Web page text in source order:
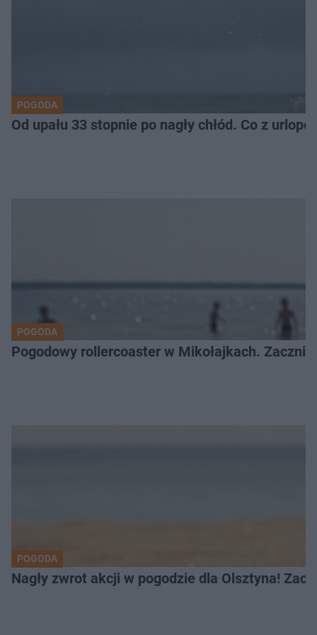
POGODA
Od upału 33 stopnie po nagły chłód. Co z
POGODA
Pogodowy rollercoaster w Mikołajkach.
POGODA
Nagły zwrot akcji w pogodzie dla Olsztyna!